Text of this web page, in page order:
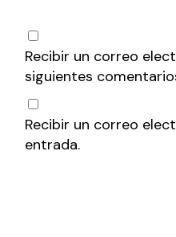
Recibir un correo
siguientes
Recibir un correo
entrada.